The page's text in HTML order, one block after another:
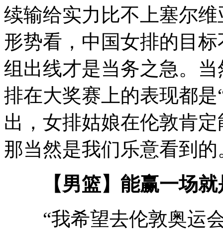
续输给实力比不上塞尔
形势看，中国女排的目
组出线才是当务之急。
排在大奖赛上的表现都
出，女排姑娘在伦敦肯
那当然是我们乐意看到的
【男篮】能赢一场
“我希望去伦敦奥运会